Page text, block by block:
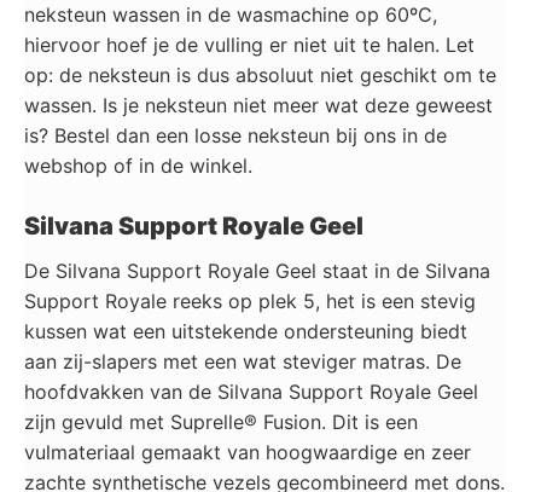
neksteun wassen in de wasmachine op 60ºC,
hiervoor hoef je de vulling er niet uit te halen. Let
op: de neksteun is dus absoluut niet geschikt om te
wassen. Is je neksteun niet meer wat deze geweest
is? Bestel dan een losse neksteun bij ons in de
webshop of in de winkel.
Silvana Support Royale Geel
De Silvana Support Royale Geel staat in de Silvana
Support Royale reeks op plek 5, het is een stevig
kussen wat een uitstekende ondersteuning biedt
aan zij-slapers met een wat steviger matras. De
hoofdvakken van de Silvana Support Royale Geel
zijn gevuld met Suprelle® Fusion. Dit is een
vulmateriaal gemaakt van hoogwaardige en zeer
zachte synthetische vezels gecombineerd met dons.